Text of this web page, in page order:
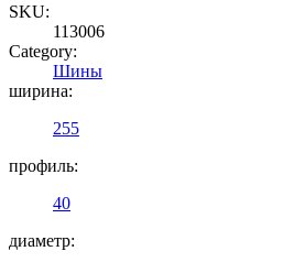
SKU:
113006
Category:
Шины
ширина:
255
профиль:
40
диаметр: